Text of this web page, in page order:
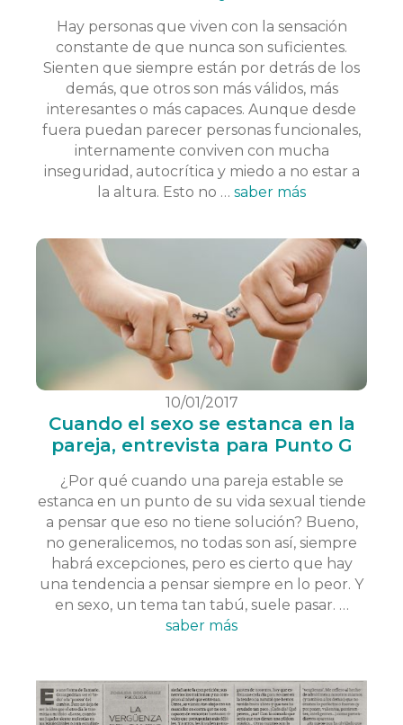
Hay personas que viven con la sensación
constante de que nunca son suficientes.
Sienten que siempre están por detrás de los
demás, que otros son más válidos, más
interesantes o más capaces. Aunque desde
fuera puedan parecer personas funcionales,
internamente conviven con mucha
inseguridad, autocrítica y miedo a no estar a
la altura. Esto no … saber más
10/01/2017
Cuando el sexo se estanca en la
pareja, entrevista para Punto G
¿Por qué cuando una pareja estable se
estanca en un punto de su vida sexual tiende
a pensar que eso no tiene solución? Bueno,
no generalicemos, no todas son así, siempre
habrá excepciones, pero es cierto que hay
una tendencia a pensar siempre en lo peor. Y
en sexo, un tema tan tabú, suele pasar. …
saber más